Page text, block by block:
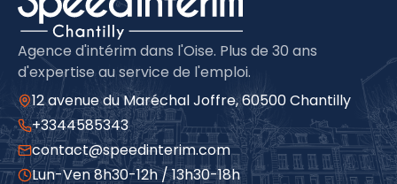
Agence d'intérim dans l'Oise. Plus de 30 ans
d'expertise au service de l'emploi.
12 avenue du Maréchal Joffre, 60500 Chantilly
+3344585343
contact@speedinterim.com
Lun-Ven 8h30-12h / 13h30-18h